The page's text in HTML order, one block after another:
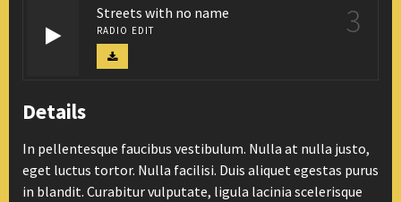
Streets with no name
RADIO EDIT 3
Details
In pellentesque faucibus vestibulum. Nulla at nulla justo,
eget luctus tortor. Nulla facilisi. Duis aliquet egestas purus
in blandit. Curabitur vulputate, ligula lacinia scelerisque